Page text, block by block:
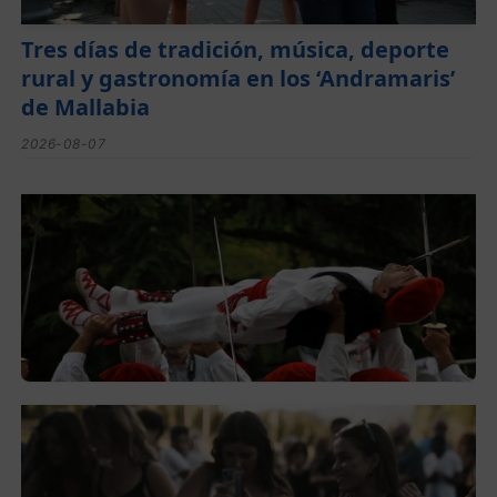
Tres días de tradición, música, deporte
rural y gastronomía en los ‘Andramaris’
de Mallabia
2026-08-07
Lorentzo Deunaren jaiak domekan
hasiko dira Montorran eta Berrizen
2026-08-05